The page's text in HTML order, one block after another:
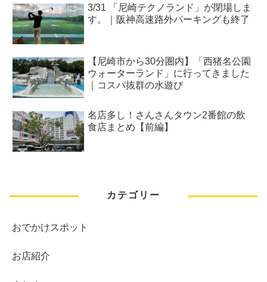
3/31 「尼崎テクノランド」が閉場しま
す。｜阪神高速路外パーキングも終了
【尼崎市から30分圏内】「西猪名公園
ウォーターランド」に行ってきました
｜コスパ抜群の水遊び
名店多し！さんさんタウン2番館の飲
食店まとめ【前編】
カテゴリー
おでかけスポット
お店紹介